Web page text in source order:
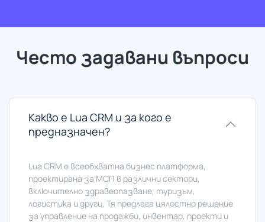
Често задавани въпроси
Какво е Lua CRM и за кого е
предназначен?
Lua CRM е всеобхватна бизнес платформа,
проектирана за МСП в различни сектори,
включително здравеопазване, туризъм,
логистика и други. Тя предлага цялостно решение
за управление на продажби, инвентар, проекти и